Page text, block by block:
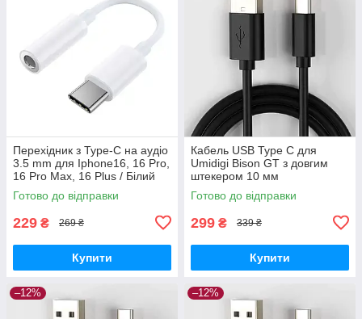
Перехідник з Type-C на аудіо
3.5 mm для Iphone16, 16 Pro,
16 Pro Max, 16 Plus / Білий
Готово до відправки
229 ₴ 269 ₴
Купити
Кабель USB Type C для
Umidigi Bison GT з довгим
штекером 10 мм
Готово до відправки
299 ₴ 339 ₴
Купити
–12% –12%